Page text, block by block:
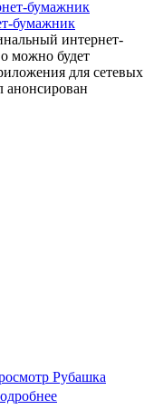
бумажник
интернет-
можно будет
для сетевых
анонсирован
Рубашка